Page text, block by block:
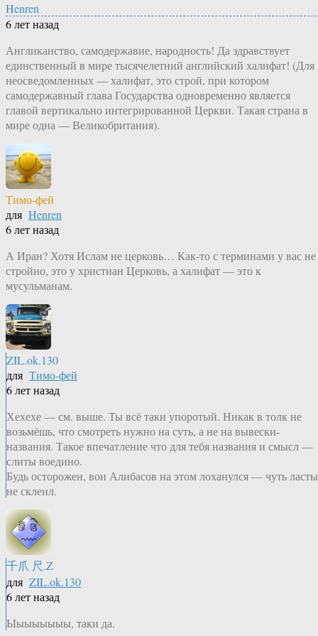
Henren
6 лет назад
Англиканство, самодержавие, народность! Да здравствует
единственный в мире тысячелетний английский халифат! (Для
неосведомленных — халифат, это строй, при котором
самодержавный глава Государства одновременно является
главой вертикально интегрированной Церкви. Такая страна в
мире одна — Великобритания).
Тимо-фей
для Henren
6 лет назад
А Иран? Хотя Ислам не церковь… Как-то с терминами у вас не
стройно, это у христиан Церковь, а халифат — это к
мусульманам.
ZIL.ok.130
для Тимо-фей
6 лет назад
Хехехе — см. выше. Ты всё таки упоротый. Никак в толк не
возьмёшь, что смотреть нужно на суть, а не на вывески-
названия. Такое впечатление что для тебя названия и смысл —
слиты воедино.
Будь осторожен, вон Алибасов на этом лоханулся — чуть ласты
не склеил.
千爪 尺.Z
для ZIL.ok.130
6 лет назад
Ыыыыыыыы, таки да.